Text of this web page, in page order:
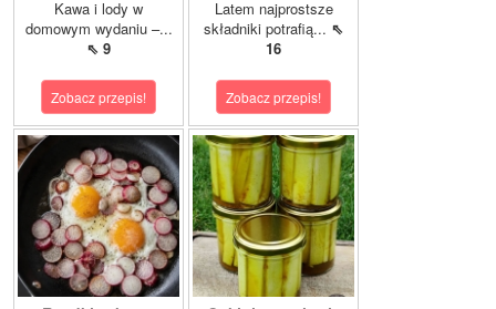
Kawa i lody w
domowym wydaniu –...
⇖ 9
Zobacz przepis!
Latem najprostsze
składniki potrafią... ⇖
16
Zobacz przepis!